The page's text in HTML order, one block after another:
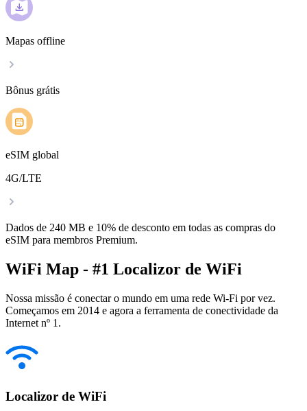
Mapas offline
Bônus grátis
eSIM global
4G/LTE
Dados de 240 MB e 10% de desconto em todas as compras do
eSIM para membros Premium.
WiFi Map - #1 Localizor de WiFi
Nossa missão é conectar o mundo em uma rede Wi-Fi por vez.
Começamos em 2014 e agora a ferramenta de conectividade da
Internet nº 1.
Localizor de WiFi